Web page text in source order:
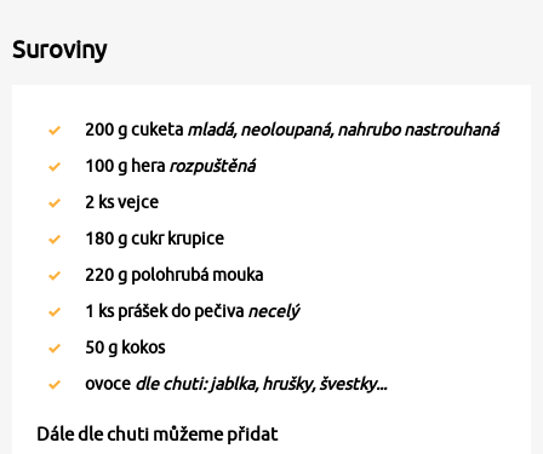
Suroviny
200g cuketa mladá, neoloupaná, nahrubo nastrouhaná
100g hera rozpuštěná
2 ks vejce
180g cukr krupice
220g polohrubá mouka
1 ks prášek do pečiva necelý
50g kokos
ovoce dle chuti: jablka, hrušky, švestky...
Dále dle chuti můžeme přidat